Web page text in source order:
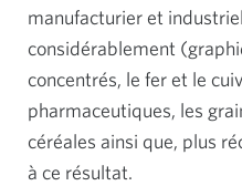
manufacturier et
considérablement
concentrés, le fer et le
pharmaceutiques, les
céréales ainsi que, plus
à ce résultat.